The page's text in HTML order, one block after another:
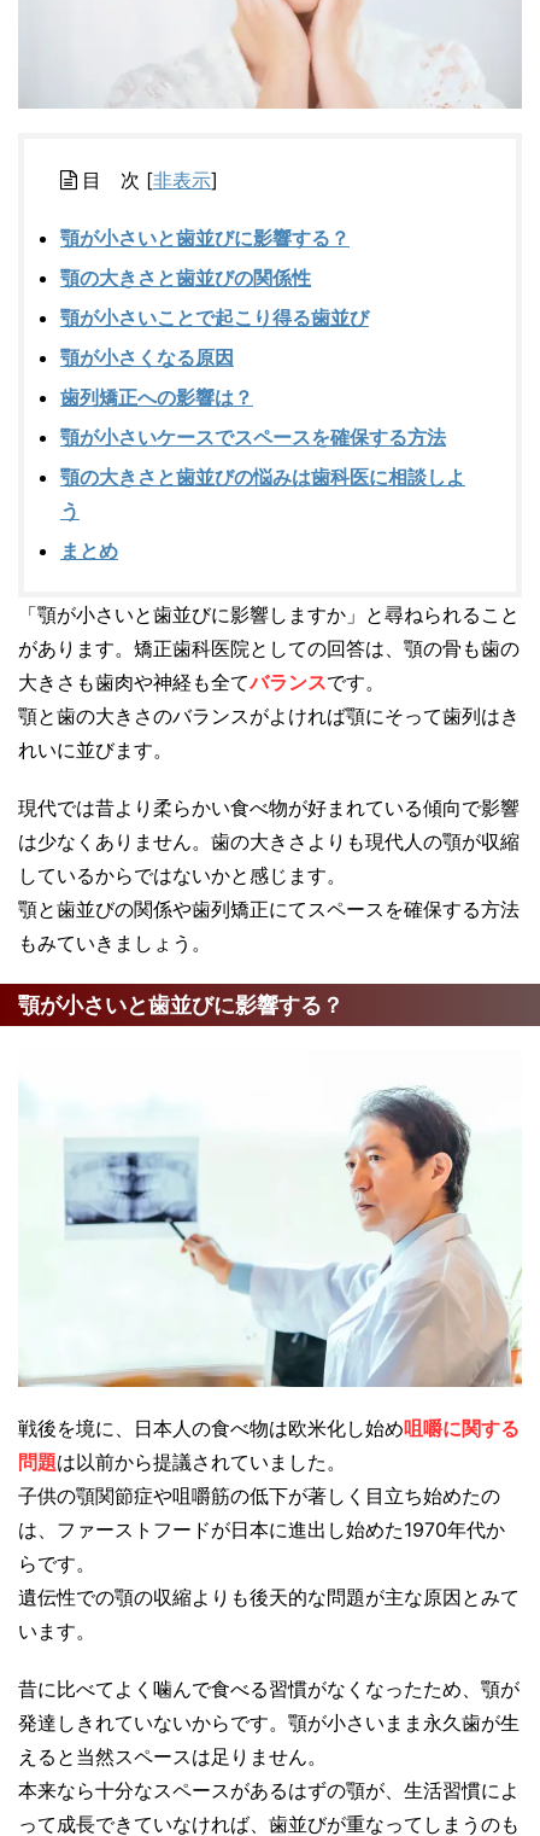
目 次 [非表示]
顎が小さいと歯並びに影響する？
顎の大きさと歯並びの関係性
顎が小さいことで起こり得る歯並び
顎が小さくなる原因
歯列矯正への影響は？
顎が小さいケースでスペースを確保する方法
顎の大きさと歯並びの悩みは歯科医に相談しよ
う
まとめ
「顎が小さいと歯並びに影響しますか」と尋ねられること
があります。矯正歯科医院としての回答は、顎の骨も歯の
大きさも歯肉や神経も全てバランスです。
顎と歯の大きさのバランスがよければ顎にそって歯列はき
れいに並びます。
現代では昔より柔らかい食べ物が好まれている傾向で影響
は少なくありません。歯の大きさよりも現代人の顎が収縮
しているからではないかと感じます。
顎と歯並びの関係や歯列矯正にてスペースを確保する方法
もみていきましょう。
顎が小さいと歯並びに影響する？
戦後を境に、日本人の食べ物は欧米化し始め咀嚼に関する
問題は以前から提議されていました。
子供の顎関節症や咀嚼筋の低下が著しく目立ち始めたの
は、ファーストフードが日本に進出し始めた1970年代か
らです。
遺伝性での顎の収縮よりも後天的な問題が主な原因とみて
います。
昔に比べてよく噛んで食べる習慣がなくなったため、顎が
発達しきれていないからです。顎が小さいまま永久歯が生
えると当然スペースは足りません。
本来なら十分なスペースがあるはずの顎が、生活習慣によ
って成長できていなければ、歯並びが重なってしまうのも